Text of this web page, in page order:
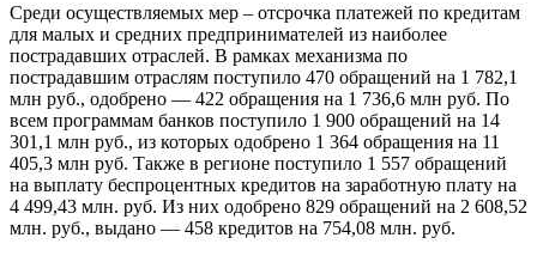
Среди осуществляемых мер – отсрочка платежей по кредитам
для малых и средних предпринимателей из наиболее
пострадавших отраслей. В рамках механизма по
пострадавшим отраслям поступило 470 обращений на 1 782,1
млн руб., одобрено — 422 обращения на 1 736,6 млн руб. По
всем программам банков поступило 1 900 обращений на 14
301,1 млн руб., из которых одобрено 1 364 обращения на 11
405,3 млн руб. Также в регионе поступило 1 557 обращений
на выплату беспроцентных кредитов на заработную плату на
4 499,43 млн. руб. Из них одобрено 829 обращений на 2 608,52
млн. руб., выдано — 458 кредитов на 754,08 млн. руб.